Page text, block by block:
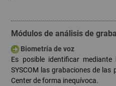
Módulos de análisis de
Biometría de voz
Es posible identificar
SYSCOM las grabaciones de
Center de forma inequívoca.